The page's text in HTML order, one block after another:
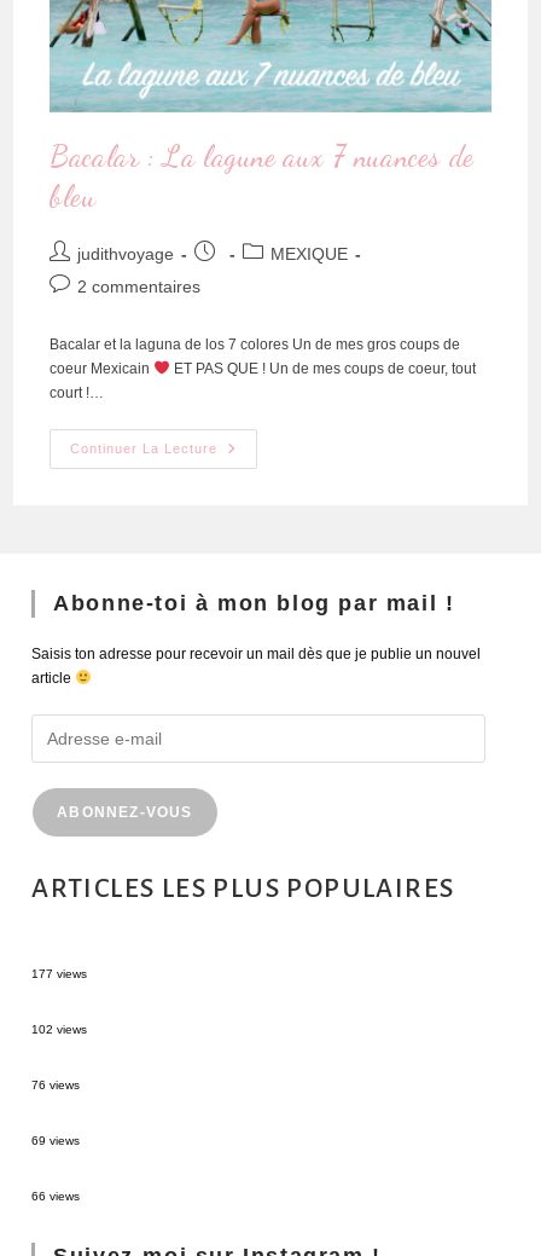
Bacalar : La lagune aux 7 nuances de
bleu
judithvoyage
MEXIQUE
2 commentaires
Bacalar et la laguna de los 7 colores Un de mes gros coups de
coeur Mexicain
ET PAS QUE ! Un de mes coups de coeur, tout
court !…
Continuer La Lecture
Abonne-toi à mon blog par mail !
Saisis ton adresse pour recevoir un mail dès que je publie un nouvel
article
ABONNEZ-VOUS
ARTICLES LES PLUS POPULAIRES
177 views
102 views
76 views
69 views
66 views